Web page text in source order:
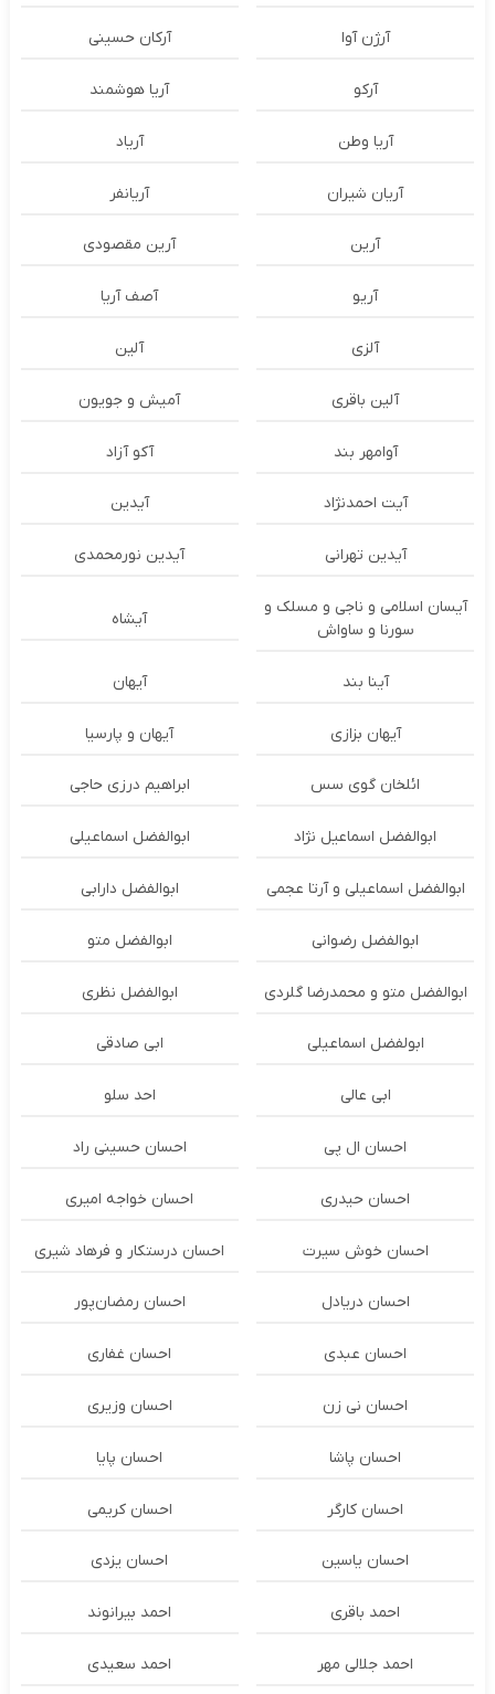
آرژن آوا آرکان حسینی
آرکو آریا هوشمند
آریا وطن آریاد
آریان شیران آریانفر
آرین آرین مقصودی
آریو آصف آریا
آلزی آلین
آلین باقری آمیش و جویون
آوامهر بند آکو آزاد
آیت احمدنژاد آیدین
آیدین تهرانی آیدین نورمحمدی
آیسان اسلامی و ناجی و مسلک و
سورنا و ساواش
آیشاه
آینا بند آیهان
آیهان بزازی آیهان و پارسیا
ائلخان گوی سس ابراهیم درزی حاجی
ابوالفضل اسماعیل نژاد ابوالفضل اسماعیلی
ابوالفضل اسماعیلی و آرتا عجمی ابوالفضل دارابی
ابوالفضل رضوانی ابوالفضل متو
ابوالفضل متو و محمدرضا گلردی ابوالفضل نظری
ابولفضل اسماعیلی ابی صادقی
ابی عالی احد سلو
احسان ال پی احسان حسینی راد
احسان حیدری احسان خواجه امیری
احسان خوش سیرت احسان درستكار و فرهاد شيرى
احسان دریادل احسان رمضان‌پور
احسان عبدی احسان غفاری
احسان نی زن احسان وزیری
احسان پاشا احسان پایا
احسان کارگر احسان کریمی
احسان یاسین احسان یزدی
احمد باقری احمد بیرانوند
احمد جلالی مهر احمد سعیدی